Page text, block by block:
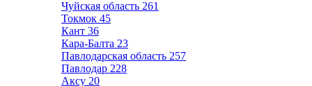
Чуйская область 261
Токмок 45
Кант 36
Кара-Балта 23
Павлодарская область 257
Павлодар 228
Аксу 20